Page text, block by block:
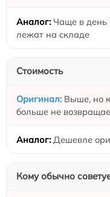
Чаще в день
лежат на складе
Стоимость
Выше, но
больше не
Дешевле
Кому обычно